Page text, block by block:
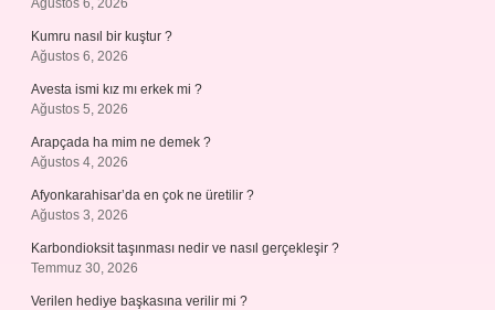
Ağustos 6, 2026
Kumru nasıl bir kuştur ?
Ağustos 6, 2026
Avesta ismi kız mı erkek mi ?
Ağustos 5, 2026
Arapçada ha mim ne demek ?
Ağustos 4, 2026
Afyonkarahisar’da en çok ne üretilir ?
Ağustos 3, 2026
Karbondioksit taşınması nedir ve nasıl gerçekleşir ?
Temmuz 30, 2026
Verilen hediye başkasına verilir mi ?